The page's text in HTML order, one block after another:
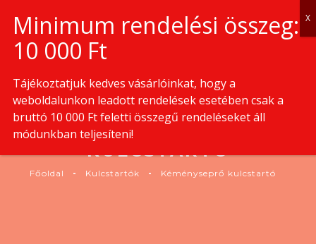
KÉMÉNYSEPRŐ
KULCSTARTÓ
Főoldal Kulcstartók Kéményseprő kulcstartó
Tájékoztatjuk kedves vásárlóinkat, hogy a
weboldalunkon leadott rendelések esetében csak a
bruttó 10 000 Ft feletti összegű rendeléseket áll
módunkban teljesíteni!